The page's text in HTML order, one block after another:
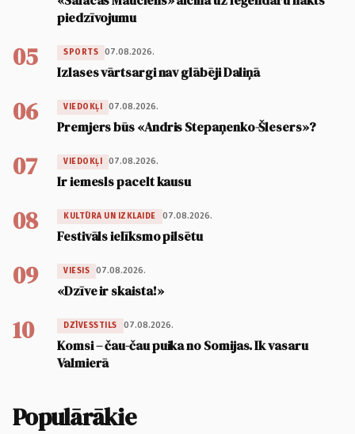
piedzīvojumu
05 SPORTS 07.08.2026.
Izlases vārtsargi nav glābēji Daliņā
06 VIEDOKĻI 07.08.2026.
Premjers būs «Andris Stepaņenko-Šlesers»?
07 VIEDOKĻI 07.08.2026.
Ir iemesls pacelt kausu
08 KULTŪRA UN IZKLAIDE 07.08.2026.
Festivāls ielīksmo pilsētu
09 VIESIS 07.08.2026.
«Dzīve ir skaista!»
10 DZĪVESSTILS 07.08.2026.
Komsi – čau-čau puika no Somijas. Ik vasaru
Valmierā
Populārākie